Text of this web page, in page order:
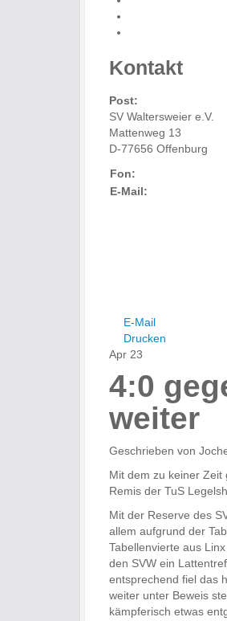
Kontakt
Post:
SV Waltersweier e.V.
Mattenweg 13
D-77656 Offenburg
Fon:
E-Mail:
E-Mail
Drucken
Apr 23
4:0
weiter
Geschrieben von
Mit dem zu keiner
Remis der TuS
Mit der Reserve des
allem aufgrund der
Tabellenvierte aus
den SVW ein
entsprechend fiel das
weiter unter Beweis
kämpferisch etwas